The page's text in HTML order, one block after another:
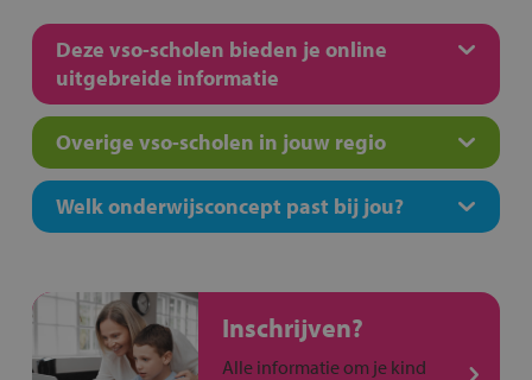
Deze vso-scholen bieden je online
uitgebreide informatie
Overige vso-scholen in jouw regio
Welk onderwijsconcept past bij jou?
Inschrijven?
Alle informatie om je kind